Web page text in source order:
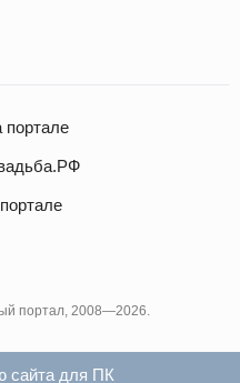
портале
портал, 2008—2026.
сайта для ПК